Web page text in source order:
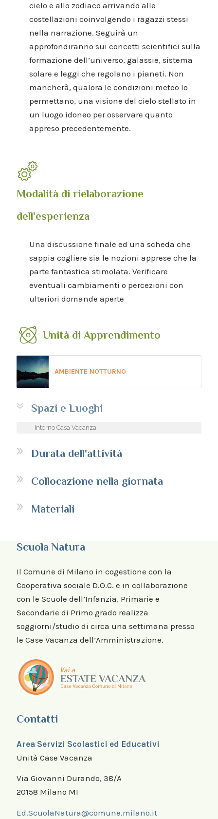
cielo e allo zodiaco arrivando alle
costellazioni coinvolgendo i ragazzi stessi
nella narrazione. Seguirà un
approfondiranno sui concetti scientifici sulla
formazione dell’universo, galassie, sistema
solare e leggi che regolano i pianeti. Non
mancherà, qualora le condizioni meteo lo
permettano, una visione del cielo stellato in
un luogo idoneo per osservare quanto
appreso precedentemente.
Modalità di rielaborazione
dell'esperienza
Una discussione finale ed una scheda che
sappia cogliere sia le nozioni apprese che la
parte fantastica stimolata. Verificare
eventuali cambiamenti o percezioni con
ulteriori domande aperte
Unità di Apprendimento
AMBIENTE NOTTURNO
Spazi e Luoghi
Interno Casa Vacanza
Durata dell'attività
Collocazione nella giornata
Materiali
Scuola Natura
Il Comune di Milano in cogestione con la
Cooperativa sociale D.O.C. e in collaborazione
con le Scuole dell’Infanzia, Primarie e
Secondarie di Primo grado realizza
soggiorni/studio di circa una settimana presso
le Case Vacanza dell’Amministrazione.
Contatti
Area Servizi Scolastici ed Educativi
Unità Case Vacanza
Via Giovanni Durando, 38/A
20158 Milano MI
Ed.ScuolaNatura@comune.milano.it